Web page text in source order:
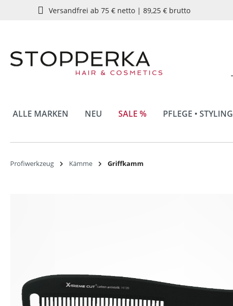
Zur Hauptnavigation springen
Versandfrei ab 75 € netto | 89,25 € brutto
ALLE MARKEN NEU SALE % PFLEGE • STYLING
Profiwerkzeug Kämme Griffkamm